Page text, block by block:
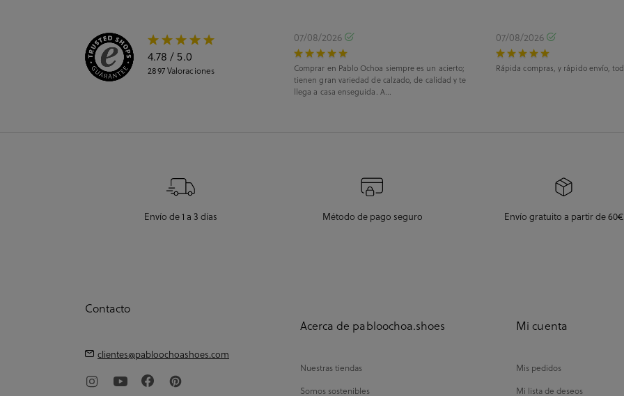
4.78 / 5.0
2897Valoraciones
07/08/2026
Comprar en Pablo Ochoa siempre es un acierto;
tienen gran variedad de calzado, de calidad y te
llega a casa enseguida. A...
07/08/2026
Rápida compras, y rápido envío,
Envío de 1 a 3 días Método de pago seguro Envío gratuito a partir de 60€
Contacto
clientes@pabloochoashoes.com
Acerca de pabloochoa.shoes
Nuestras tiendas
Somos sostenibles
Mi cuenta
Mis pedidos
Mi lista de deseos